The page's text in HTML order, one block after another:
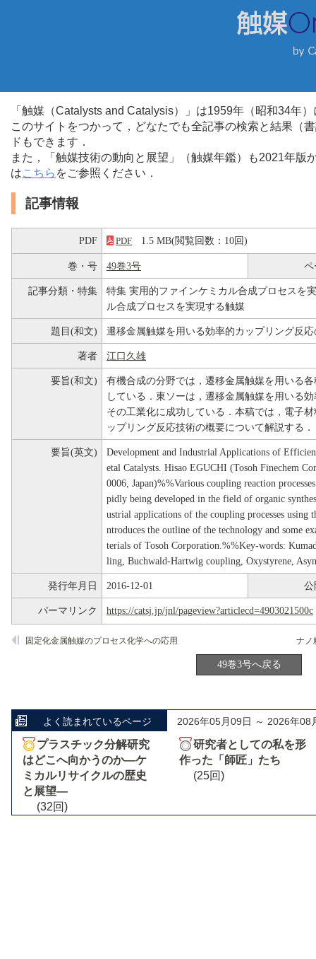
「触媒（Catalysts and Catalysis）」は1959年（昭和34年
このサイトをつかって，どなたでも全記事の検索と結果（
ドもできます．
また，「触媒技術の動向と展望」（触媒年鑑）も2021年
はこちら をご参照ください．
記事情報
PDF PDF 1.5 MB(閲覧回数：10回)
巻・号 49巻3号 ペ
記事分類・特集
特集 実用的ファインケミカル合成プロセスを
ル合成プロセスを実現する触媒
題目(和文) 遷移金属触媒を用いる効率的カップリング反
著者 江口久雄
要旨(和文)
有機合成の分野では，遷移金属触媒を用いる
している．東ソーは，遷移金属触媒を用いる
その工業化に成功している．本稿では，電子
ップリング反応技術の概要について解説する．
要旨(英文)
Development and Industrial Applications of
etal Catalysts. Hisao EGUCHI (Tosoh Finechem
0006, Japan)%%Various coupling reaction
pidly being developed in the field of organic
ustrial applications of the coupling processes using
ntroduces the outline of the technology and some
terials of Tosoh Corporation.%%Key-words:
ling, Buchwald-Hartwig coupling, Oxystyrene,
発行年月日 2016-12-01 公
パーマリンク https://catsj.jp/jnl/pageview?articlecd=4903021500c
固定化金属触媒のプロセス化学への応用
49巻3号へ戻る
よく読まれているページ 2026年05月09日 ～ 2026年08
プラスチック分解研究
はどこへ向かうのか―ケ
ミカルリサイクルの歴史
と展望―
(32回)
研究者としての私を形
作った「師匠」たち
(25回)